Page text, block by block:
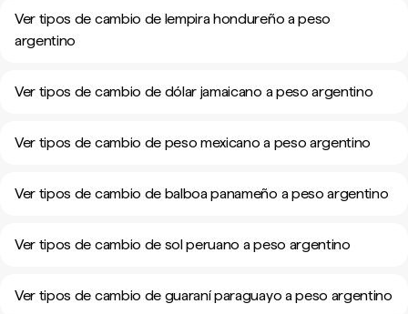
Ver tipos de cambio de lempira hondureño a peso
argentino
Ver tipos de cambio de dólar jamaicano a peso argentino
Ver tipos de cambio de peso mexicano a peso argentino
Ver tipos de cambio de balboa panameño a peso argentino
Ver tipos de cambio de sol peruano a peso argentino
Ver tipos de cambio de guaraní paraguayo a peso argentino